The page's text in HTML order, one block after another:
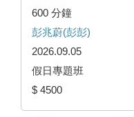
600 分鐘
彭兆蔚(彭彭)
2026.09.05
假日專題班
$ 4500